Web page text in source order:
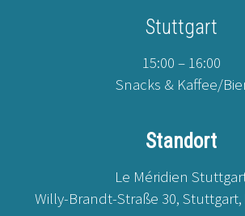
Stuttgart
15:00 – 16:00
Snacks & Kaffee/
Standort
Le Méridien
Willy-Brandt-Straße 30,